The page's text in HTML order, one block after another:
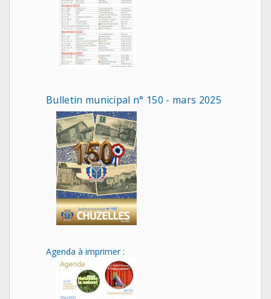
Bulletin municipal n° 150 - mars 2025
Agenda à imprimer :